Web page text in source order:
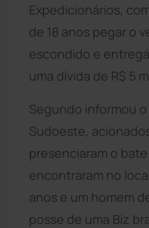
Expedicionários,
de 18 anos pegar o
escondido e
uma dívida de R$ 5
Segundo informou o
Sudoeste,
presenciaram o
encontraram no
anos e um homem
posse de uma Biz